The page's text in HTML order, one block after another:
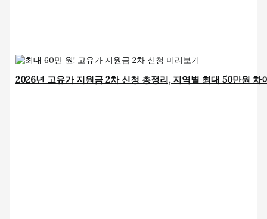
2026년 고유가 지원금 2차 신청 총정리, 지역별 최대 50만원 차